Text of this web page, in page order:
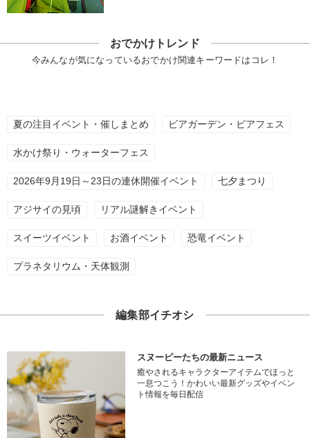
おでかけトレンド
今みんなが気になっているおでかけ関連キーワードはコレ！
夏の注目イベント・催しまとめ ビアガーデン・ビアフェス
水かけ祭り・ウォーターフェス
2026年9月19日～23日の連休開催イベント 七夕まつり
アジサイの見頃 リアル謎解きイベント
スイーツイベント お酒イベント 恐竜イベント
プラネタリウム・天体観測
編集部イチオシ
スヌーピーたちの最新ニュース
癒やされるキャラクターアイテムでほっと
一息つこう！かわいい最新グッズやイベン
ト情報を毎日配信